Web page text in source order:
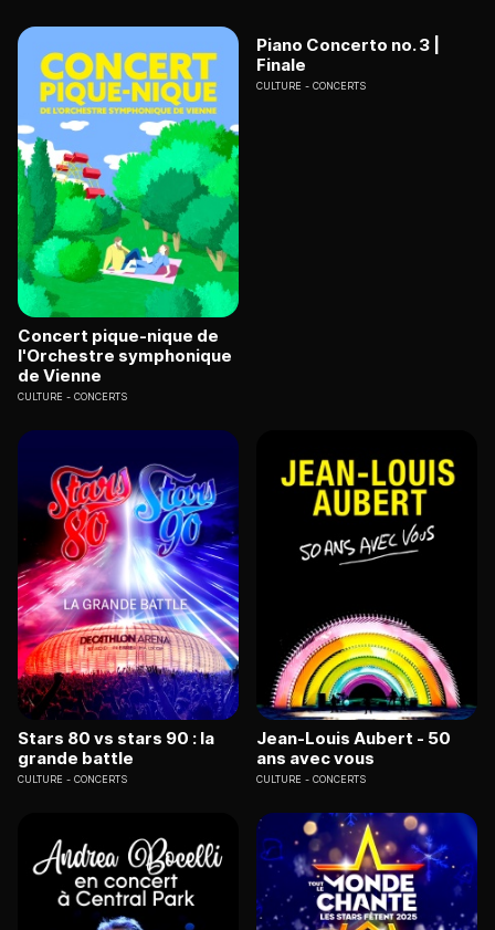
Concert pique-nique de
l'Orchestre symphonique
de Vienne
CULTURE CONCERTS
Piano Concerto no. 3 |
Finale
CULTURE CONCERTS
Stars 80 vs stars 90 : la
grande battle
CULTURE CONCERTS
Jean-Louis Aubert - 50
ans avec vous
CULTURE CONCERTS